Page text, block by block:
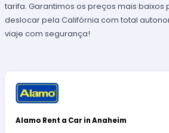
tarifa. Garantimos os preços mais baixos
deslocar pela Califórnia com total
viaje com segurança!
Alamo Rent a Car in Anaheim